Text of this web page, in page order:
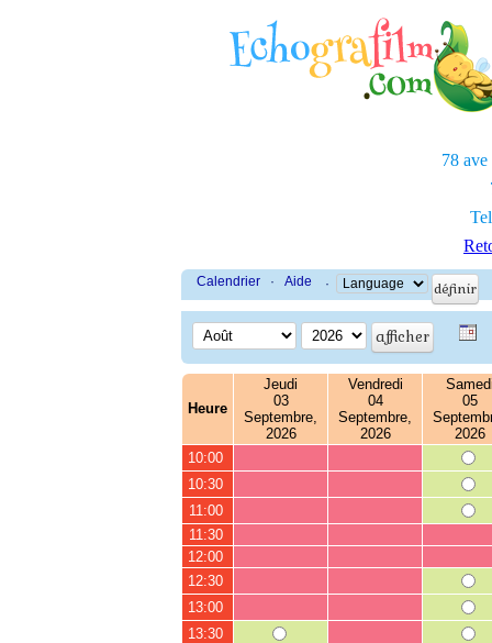
78 ave
Calendrier · Aide ·
Heure
Jeudi
03
Septembre,
2026
Vendredi
04
Septembre,
2026
05
2026
10:00
10:30
11:00
11:30
12:00
12:30
13:00
13:30